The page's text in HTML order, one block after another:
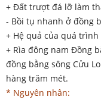
+ Đất trượt đá lỡ làm
- Bồi tụ nhanh ở đồng
+ Hệ quả của quá
+ Rìa đông nam Đồng
đồng bằng sông Cửu
hàng trăm mét.
* Nguyên nhân: